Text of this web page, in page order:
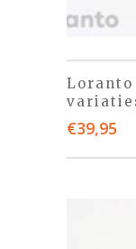
€39,95